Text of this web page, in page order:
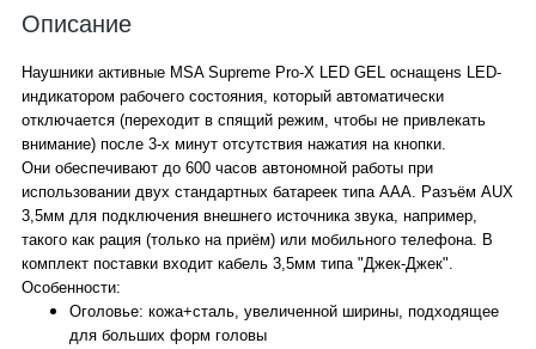
Описание
Наушники активные MSA Supreme Pro-X LED GEL оснащенs LED-
индикатором рабочего состояния, который автоматически
отключается (переходит в спящий режим, чтобы не привлекать
внимание) после 3-х минут отсутствия нажатия на кнопки.
Они обеспечивают до 600 часов автономной работы при
использовании двух стандартных батареек типа ААА. Разъём AUX
3,5мм для подключения внешнего источника звука, например,
такого как рация (только на приём) или мобильного телефона. В
комплект поставки входит кабель 3,5мм типа "Джек-Джек".
Особенности:
Оголовье: кожа+сталь, увеличенной ширины, подходящее
для больших форм головы